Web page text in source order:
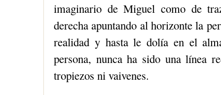
imaginario de Miguel como de
derecha apuntando al horizonte la
realidad y hasta le dolía en el
persona, nunca ha sido una línea
tropiezos ni vaivenes.